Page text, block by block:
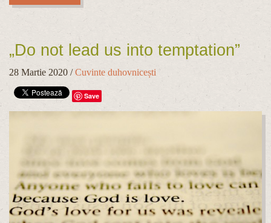
„Do not lead us into temptation”
28 Martie 2020 /Cuvinte duhovnicești
Save